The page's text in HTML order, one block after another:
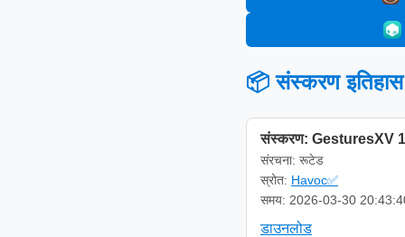
📦 संस्करण इतिहास
संस्करण: GesturesXV
संरचना: रूटेड
स्रोत: Havoc✅
समय: 2026-03-30
डाउनलोड